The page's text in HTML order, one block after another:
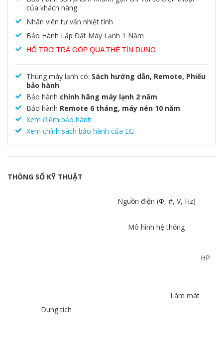
của khách hàng
Nhân viên tư vấn nhiệt tình
Bảo Hành Lắp Đặt Máy Lạnh 1 Năm
HỔ TRỢ TRẢ GÓP QUA THẺ TÍN DỤNG
Thùng máy lạnh có: Sách hướng dẫn, Remote, Phiếu
bảo hành
Bảo hành chính hãng máy lạnh 2 năm
Bảo hành Remote 6 tháng, máy nén 10 năm
Xem điểm bảo hành
Xem chính sách bảo hành của LG
THÔNG SỐ KỸ THUẬT
Nguồn điện (Φ, #, V, Hz)
Mô hình hệ thống
Dung tích
HP
Làm mát